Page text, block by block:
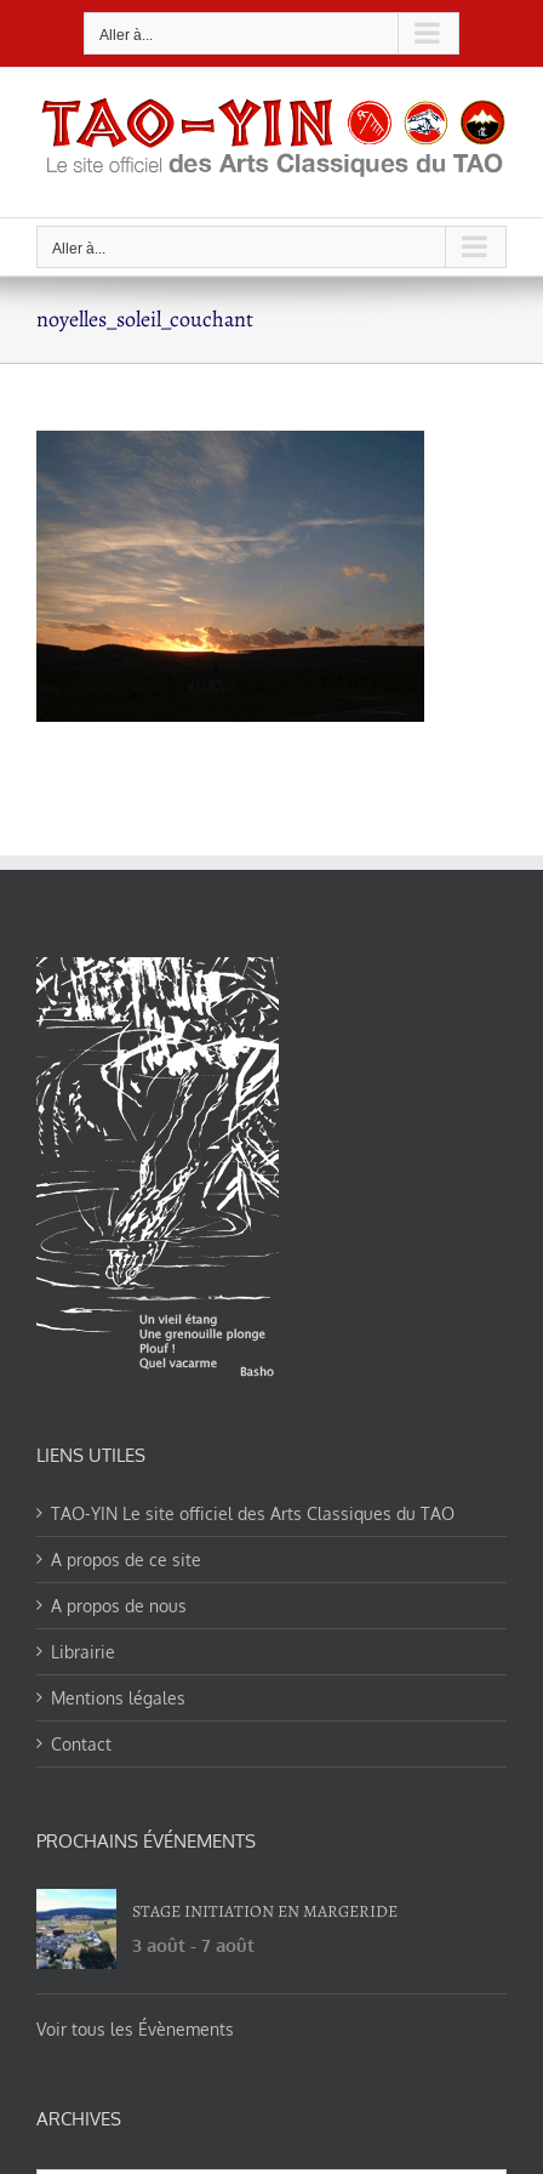
Aller à...
Aller à...
noyelles_soleil_couchant
LIENS UTILES
TAO-YIN Le site officiel des Arts Classiques du TAO
A propos de ce site
A propos de nous
Librairie
Mentions légales
Contact
PROCHAINS ÉVÉNEMENTS
STAGE INITIATION EN MARGERIDE
3 août - 7 août
Voir tous les Évènements
ARCHIVES